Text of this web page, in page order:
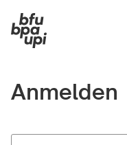
Anmelden